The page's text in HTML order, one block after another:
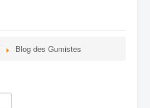
Blog des Gumistes